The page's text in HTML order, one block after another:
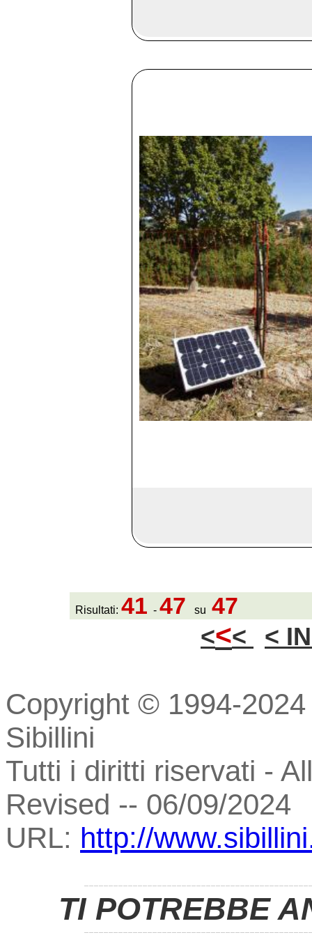
Risultati: 41 - 47 su 47
<<< <
Copyright © 1994-
Sibillini
Tutti i diritti riservati -
Revised -- 06/09/2024
URL: http://
TI POTREBBE